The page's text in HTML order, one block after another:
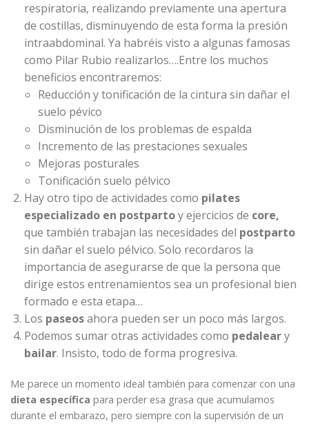
respiratoria, realizando previamente una apertura
de costillas, disminuyendo de esta forma la presión
intraabdominal. Ya habréis visto a algunas famosas
como Pilar Rubio realizarlos….Entre los muchos
beneficios encontraremos:
Reducción y tonificación de la cintura sin dañar el
suelo pévico
Disminución de los problemas de espalda
Incremento de las prestaciones sexuales
Mejoras posturales
Tonificación suelo pélvico
Hay otro tipo de actividades como pilates
especializado en postpartoy ejercicios de core,
que también trabajan las necesidades del postparto
sin dañar el suelo pélvico. Solo recordaros la
importancia de asegurarse de que la persona que
dirige estos entrenamientos sea un profesional bien
formado e esta etapa…
Los paseosahora pueden ser un poco más largos.
Podemos sumar otras actividades como pedaleary
bailar. Insisto, todo de forma progresiva.
Me parece un momento ideal también para comenzar con una
dieta específica para perder esa grasa que acumulamos
durante el embarazo, pero siempre con la supervisión de un